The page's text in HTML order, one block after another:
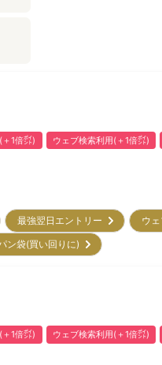
1倍㌽) ウェブ検索利用(＋1倍㌽)
最強翌日エントリー ウ
ン袋(買い回りに)
1倍㌽) ウェブ検索利用(＋1倍㌽)